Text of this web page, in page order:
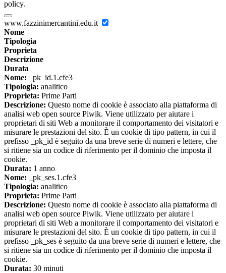
policy.
www.fazzinimercantini.edu.it
Nome
Tipologia
Proprieta
Descrizione
Durata
Nome: _pk_id.1.cfe3
Tipologia: analitico
Proprieta: Prime Parti
Descrizione: Questo nome di cookie è associato alla piattaforma di
analisi web open source Piwik. Viene utilizzato per aiutare i
proprietari di siti Web a monitorare il comportamento dei visitatori e
misurare le prestazioni del sito. È un cookie di tipo pattern, in cui il
prefisso _pk_id è seguito da una breve serie di numeri e lettere, che
si ritiene sia un codice di riferimento per il dominio che imposta il
cookie.
Durata: 1 anno
Nome: _pk_ses.1.cfe3
Tipologia: analitico
Proprieta: Prime Parti
Descrizione: Questo nome di cookie è associato alla piattaforma di
analisi web open source Piwik. Viene utilizzato per aiutare i
proprietari di siti Web a monitorare il comportamento dei visitatori e
misurare le prestazioni del sito. È un cookie di tipo pattern, in cui il
prefisso _pk_ses è seguito da una breve serie di numeri e lettere, che
si ritiene sia un codice di riferimento per il dominio che imposta il
cookie.
Durata: 30 minuti